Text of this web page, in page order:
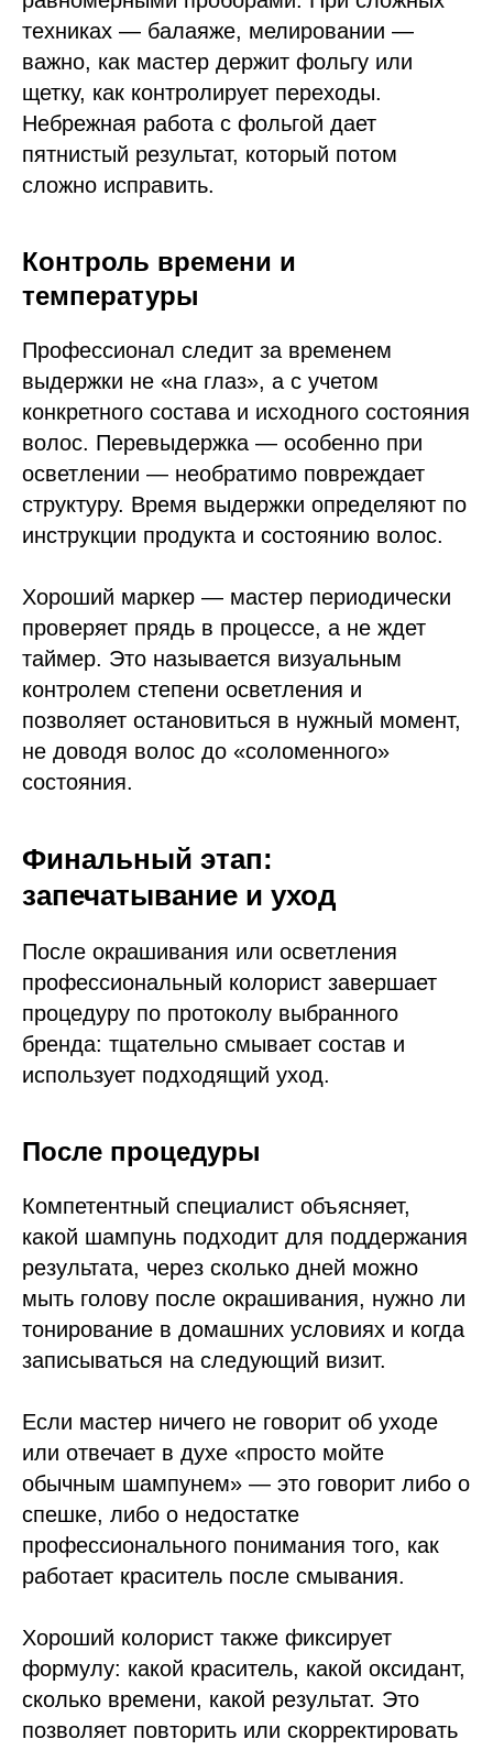
техниках — балаяже, мелировании —
важно, как мастер держит фольгу или
щетку, как контролирует переходы.
Небрежная работа с фольгой дает
пятнистый результат, который потом
сложно исправить.
Контроль времени и
температуры
Профессионал следит за временем
выдержки не «на глаз», а с учетом
конкретного состава и исходного состояния
волос. Перевыдержка — особенно при
осветлении — необратимо повреждает
структуру. Время выдержки определяют по
инструкции продукта и состоянию волос.
Хороший маркер — мастер периодически
проверяет прядь в процессе, а не ждет
таймер. Это называется визуальным
контролем степени осветления и
позволяет остановиться в нужный момент,
не доводя волос до «соломенного»
состояния.
Финальный этап:
запечатывание и уход
После окрашивания или осветления
профессиональный колорист завершает
процедуру по протоколу выбранного
бренда: тщательно смывает состав и
использует подходящий уход.
После процедуры
Компетентный специалист объясняет,
какой шампунь подходит для поддержания
результата, через сколько дней можно
мыть голову после окрашивания, нужно ли
тонирование в домашних условиях и когда
записываться на следующий визит.
Если мастер ничего не говорит об уходе
или отвечает в духе «просто мойте
обычным шампунем» — это говорит либо о
спешке, либо о недостатке
профессионального понимания того, как
работает краситель после смывания.
Хороший колорист также фиксирует
формулу: какой краситель, какой оксидант,
сколько времени, какой результат. Это
позволяет повторить или скорректировать